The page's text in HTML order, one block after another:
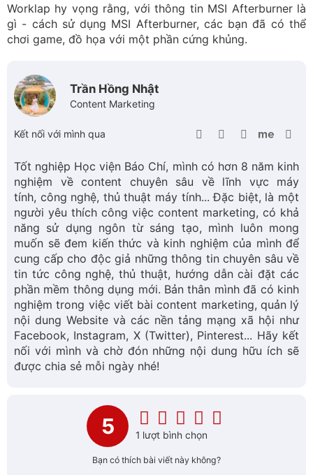
Worklap hy vọng rằng, với thông tin MSI Afterburner là
gì - cách sử dụng MSI Afterburner, các bạn đã có thể
chơi game, đồ họa với một phần cứng khủng.
Trần Hồng Nhật
Content Marketing
Kết nối với mình qua
Tốt nghiệp Học viện Báo Chí, mình có hơn 8 năm kinh
nghiệm về content chuyên sâu về lĩnh vực máy
tính, công nghệ, thủ thuật máy tính... Đặc biệt, là một
người yêu thích công việc content marketing, có khả
năng sử dụng ngôn từ sáng tạo, mình luôn mong
muốn sẽ đem kiến thức và kinh nghiệm của mình để
cung cấp cho độc giả những thông tin chuyên sâu về
tin tức công nghệ, thủ thuật, hướng dẫn cài đặt các
phần mềm thông dụng mới. Bản thân mình đã có kinh
nghiệm trong việc viết bài content marketing, quản lý
nội dung Website và các nền tảng mạng xã hội như
Facebook, Instagram, X (Twitter), Pinterest... Hãy kết
nối với mình và chờ đón những nội dung hữu ích sẽ
được chia sẻ mỗi ngày nhé!
5 1 lượt bình chọn
Bạn có thích bài viết này không?